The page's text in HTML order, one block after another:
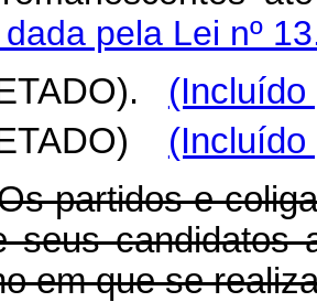
pela Lei nº
(Incluído
(Incluído
partidos e
seus
em que se